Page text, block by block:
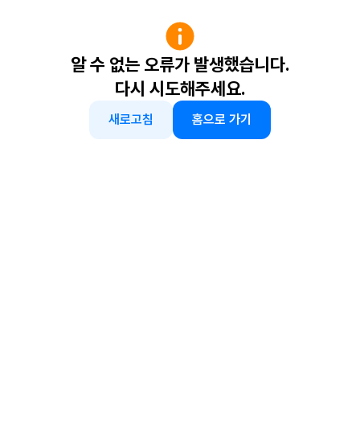
알 수 없는 오류가 발생했습니다.
다시 시도해주세요.
새로고침 홈으로 가기